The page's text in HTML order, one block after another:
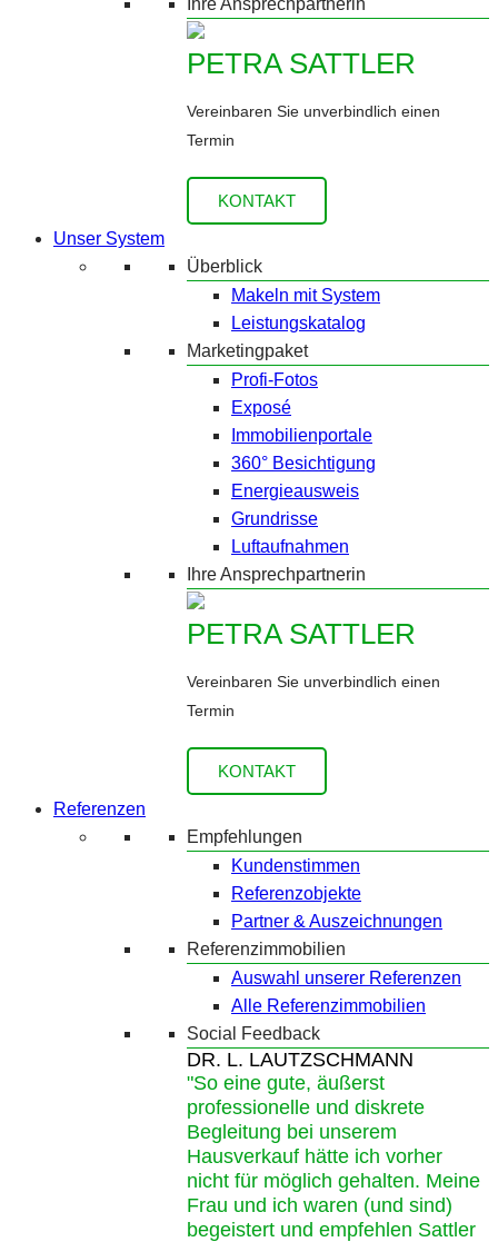
Ihre Ansprechpartnerin
PETRA SATTLER
Vereinbaren Sie unverbindlich einen
Termin
KONTAKT
Unser System
Überblick
Makeln mit System
Leistungskatalog
Marketingpaket
Profi-Fotos
Exposé
Immobilienportale
360° Besichtigung
Energieausweis
Grundrisse
Luftaufnahmen
Ihre Ansprechpartnerin
PETRA SATTLER
Vereinbaren Sie unverbindlich einen
Termin
KONTAKT
Referenzen
Empfehlungen
Kundenstimmen
Referenzobjekte
Partner & Auszeichnungen
Referenzimmobilien
Auswahl unserer Referenzen
Alle Referenzimmobilien
Social Feedback
DR. L. LAUTZSCHMANN
"So eine gute, äußerst
professionelle und diskrete
Begleitung bei unserem
Hausverkauf hätte ich vorher
nicht für möglich gehalten. Meine
Frau und ich waren (und sind)
begeistert und empfehlen Sattler